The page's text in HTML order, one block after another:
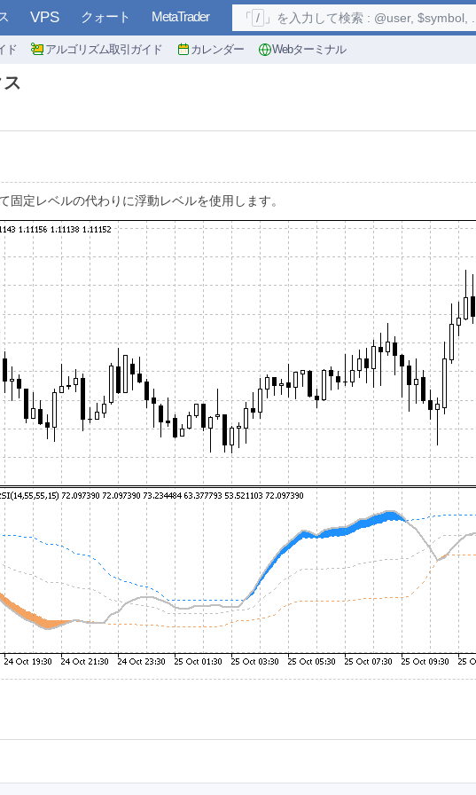
VPS クォート MetaTrader
ド アルゴリズム取引ガイド カレンダー Webターミナル
「 / 」を入力して検索 : @user, $symbol, ...
定レベルの代わりに浮動レベルを使用します。